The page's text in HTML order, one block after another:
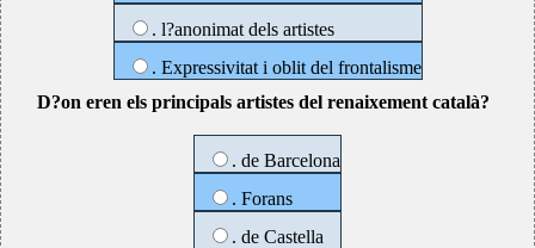
. l?anonimat dels artistes
. Expressivitat i oblit del frontalisme
D?on eren els principals artistes del renaixement català?
. de Barcelona
. Forans
. de Castella